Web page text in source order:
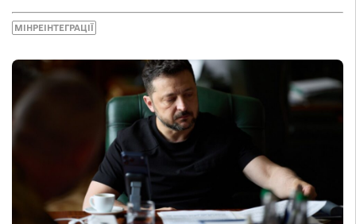
МІНРЕІНТЕГРАЦІЇ